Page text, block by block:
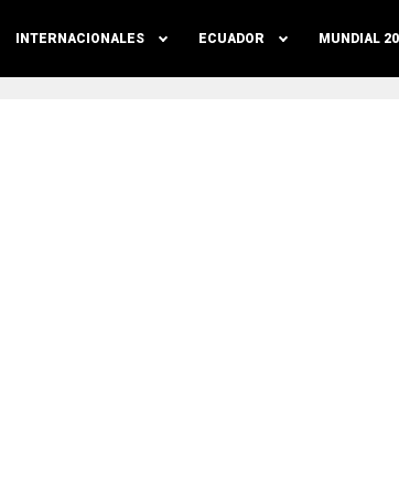
INTERNACIONALES ECUADOR MUNDIAL